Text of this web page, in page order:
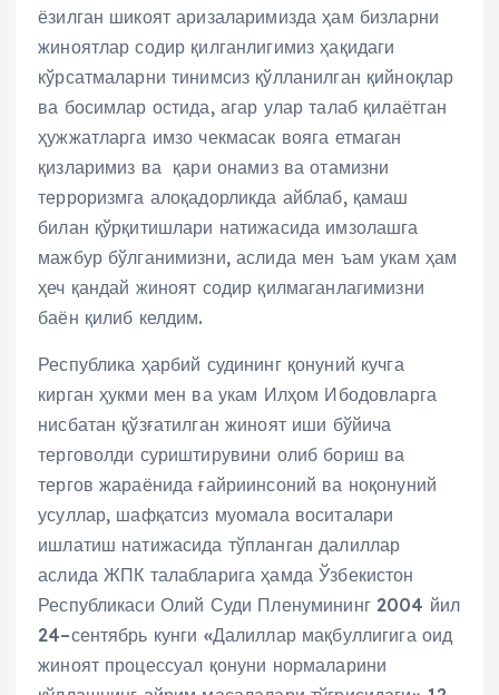
ёзилган шикоят аризаларимизда ҳам бизларни
жиноятлар содир қилганлигимиз ҳақидаги
кўрсатмаларни тинимсиз қўлланилган қийноқлар
ва босимлар остида, агар улар талаб қилаётган
ҳужжатларга имзо чекмасак вояга етмаган
қизларимиз ва қари онамиз ва отамизни
терроризмга алоқадорликда айблаб, қамаш
билан қўрқитишлари натижасида имзолашга
мажбур бўлганимизни, аслида мен ъам укам ҳам
ҳеч қандай жиноят содир қилмаганлагимизни
баён қилиб келдим.
Республика ҳарбий судининг қонуний кучга
кирган ҳукми мен ва укам Илҳом Ибодовларга
нисбатан қўзғатилган жиноят иши бўйича
терговолди суриштирувини олиб бориш ва
тергов жараёнида ғайриинсоний ва ноқонуний
усуллар, шафқатсиз муомала воситалари
ишлатиш натижасида тўпланган далиллар
аслида ЖПК талабларига ҳамда Ўзбекистон
Республикаси Олий Суди Пленумининг 2004 йил
24–сентябрь кунги «Далиллар мақбуллигига оид
жиноят процессуал қонуни нормаларини